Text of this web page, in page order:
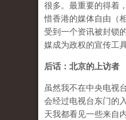
很多。最重要的得着
惜香港的媒体自由（
受到一个资讯被封锁
媒成为政权的宣传工
后话：北京的上访者
虽然我不在中央电视
会经过电视台东门的
天我都看见一些来自